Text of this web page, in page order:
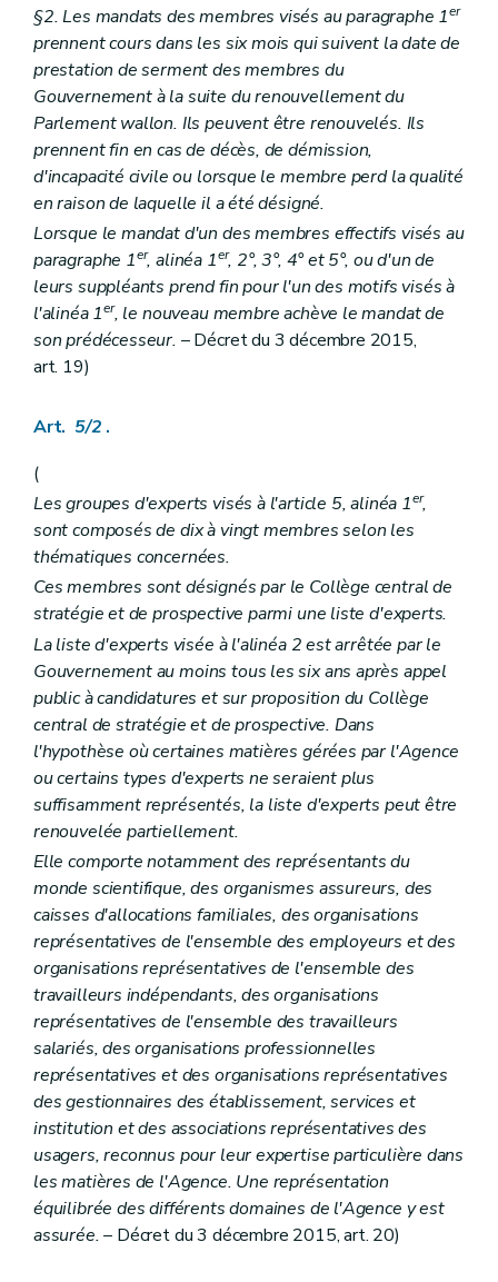
Art. 277
Art. 278
Art. 279
Art. 280
Art. 281
Section 2
Agrément, subventionnement et conventions
Art. 282
Art. 283
Art. 284
Art. 285
Art. 286
Art. 287
Art. 288
Art. 289
Section...
(...)
Art. 290 à 302
Section...
(...)
Art. 317
Art. 318
Art. 319
Art. 320
ChapitreIV
Associations de personnes handicapées
Art. 321
Art. 322
Titre II Dispositifs spécifiques
Chapitre I
Législations sociales
Art. 323
Art. 324
Chapitre II Contentieux
Art. 325
Art. 326
Chapitre III Accessibilité aux personnes handicapées accompagnées de chiens d'assistance des établissements et installations destinées au public
Section 1re
Définitions
Art. 327
Section 2 Conditions d'accès
Art. 328
Art. 329
Art. 330
Section 3 Contrôle et surveillance
Art. 331
Art. 332
Art. 333
Livre V Aide aux aînés
Titre 1er
Dispositif d'hébergement et d'accueil des aînés
Chapitre Ier
Définitions
Art. 334
Chapitre II Informations sur l'établissement
Art. 335
Art. 336
Chapitre III Bien-être des résidents
Art. 337
Art. 338
Chapitre IV Relations avec les résidents
§2. Les mandats des membres visés au paragraphe 1er
prennent cours dans les six mois qui suivent la date de
prestation de serment des membres du
Gouvernement à la suite du renouvellement du
Parlement wallon. Ils peuvent être renouvelés. Ils
prennent fin en cas de décès, de démission,
d'incapacité civile ou lorsque le membre perd la qualité
en raison de laquelle il a été désigné.
Lorsque le mandat d'un des membres effectifs visés au
paragraphe 1er, alinéa 1er, 2°, 3°, 4° et 5°, ou d'un de
leurs suppléants prend fin pour l'un des motifs visés à
l'alinéa 1er, le nouveau membre achève le mandat de
son prédécesseur. – Décret du 3 décembre 2015,
art. 19)
Art. 5/2 .
(
Les groupes d'experts visés à l'article 5, alinéa 1er,
sont composés de dix à vingt membres selon les
thématiques concernées.
Ces membres sont désignés par le Collège central de
stratégie et de prospective parmi une liste d'experts.
La liste d'experts visée à l'alinéa 2 est arrêtée par le
Gouvernement au moins tous les six ans après appel
public à candidatures et sur proposition du Collège
central de stratégie et de prospective. Dans
l'hypothèse où certaines matières gérées par l'Agence
ou certains types d'experts ne seraient plus
suffisamment représentés, la liste d'experts peut être
renouvelée partiellement.
Elle comporte notamment des représentants du
monde scientifique, des organismes assureurs, des
caisses d'allocations familiales, des organisations
représentatives de l'ensemble des employeurs et des
organisations représentatives de l'ensemble des
travailleurs indépendants, des organisations
représentatives de l'ensemble des travailleurs
salariés, des organisations professionnelles
représentatives et des organisations représentatives
des gestionnaires des établissement, services et
institution et des associations représentatives des
usagers, reconnus pour leur expertise particulière dans
les matières de l'Agence. Une représentation
équilibrée des différents domaines de l'Agence y est
assurée.– Décret du 3 décembre 2015, art. 20)